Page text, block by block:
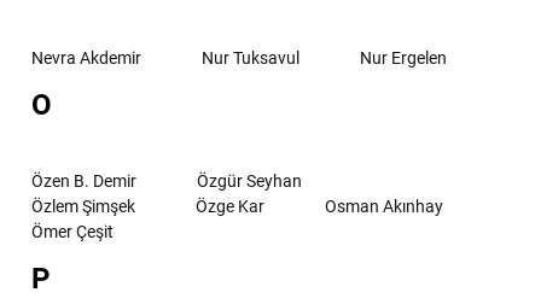
Nevra Akdemir Nur Tuksavul Nur Ergelen
O
Özen B. Demir
Özgür Seyhan
Özlem Şimşek
Özge Kar
Osman Akınhay
Ömer Çeşit
P